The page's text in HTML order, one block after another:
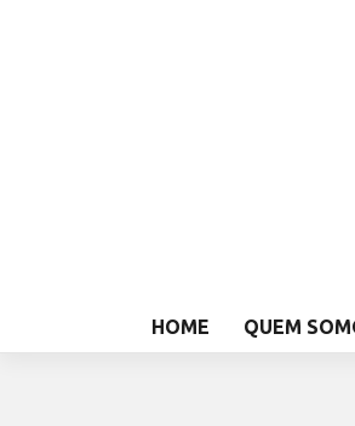
HOME QUEM